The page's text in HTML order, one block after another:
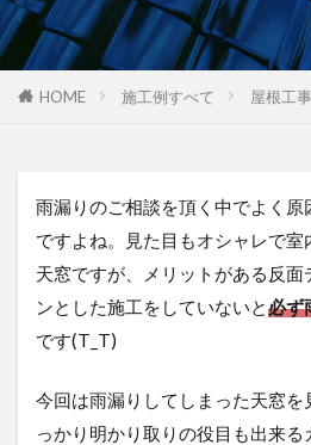
HOME 施工例すべて 屋根工事
雨漏りのご相談を頂く中でよく原
ですよね。見た目もオシャレで室
天窓ですが、メリットがある反
ンとした施工をしていないと必ず
です(T_T)
今回は雨漏りしてしまった天窓を
っかり明かり取りの役目も出来